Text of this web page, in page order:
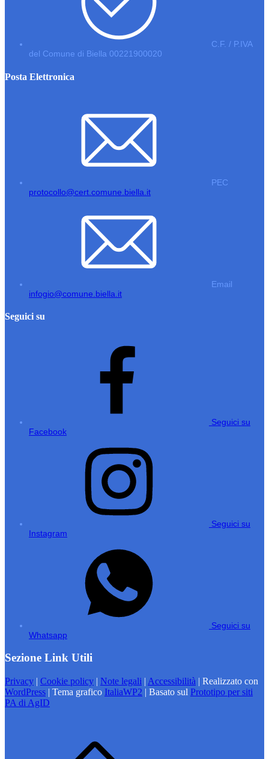
C.F. / P.IVA
del Comune di Biella 00221900020
Posta Elettronica
PEC
protocollo@cert.comune.biella.it
Email
infogio@comune.biella.it
Seguici su
Seguici su
Facebook
Seguici su
Instagram
Seguici su
Whatsapp
Sezione Link Utili
Privacy | Cookie policy | Note legali | Accessibilità | Realizzato con
WordPress | Tema grafico ItaliaWP2 | Basato sul Prototipo per siti
PA di AgID